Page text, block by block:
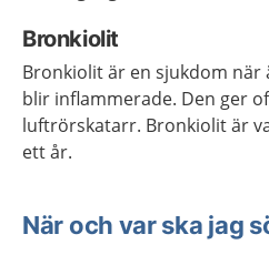
Bronkiolit
Bronkiolit är en sjukdom
blir inflammerade. Den ger
luftrörskatarr. Bronkiolit är
ett år.
När och var ska jag